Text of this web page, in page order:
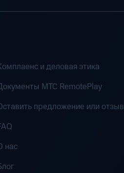
и деловая этика
MTC RemotePlay
предложение или отзыв
нас